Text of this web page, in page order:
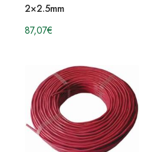
2×2.5mm
87,07€